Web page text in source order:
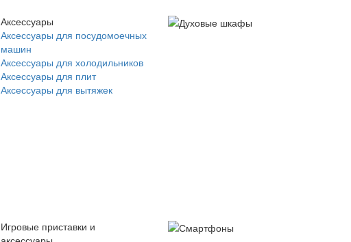
Аксессуары
Аксессуары для посудомоечных
машин
Аксессуары для холодильников
Аксессуары для плит
Аксессуары для вытяжек
Игровые приставки и